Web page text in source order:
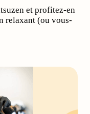
et profitez-en
relaxant (ou vous-